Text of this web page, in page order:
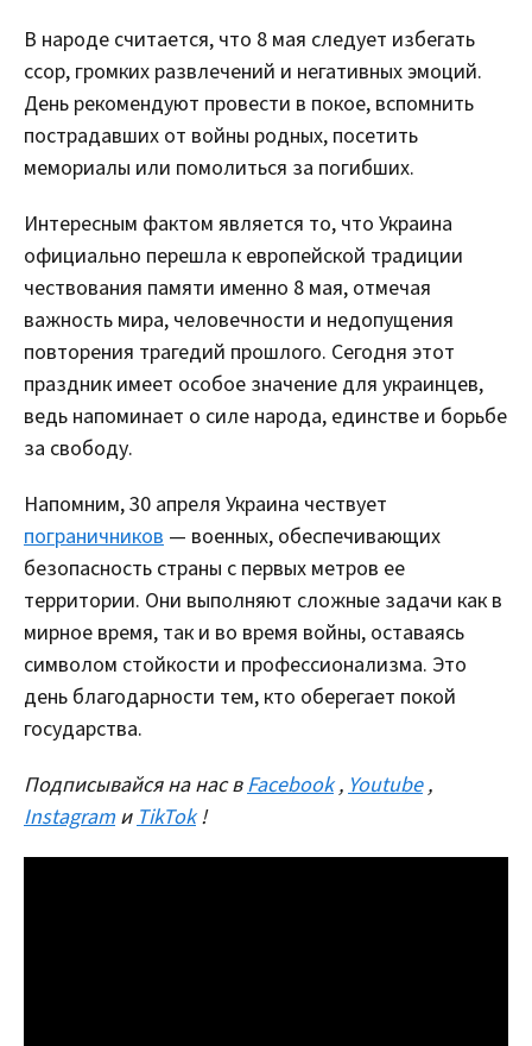
В народе считается, что 8 мая следует избегать
ссор, громких развлечений и негативных эмоций.
День рекомендуют провести в покое, вспомнить
пострадавших от войны родных, посетить
мемориалы или помолиться за погибших.
Интересным фактом является то, что Украина
официально перешла к европейской традиции
чествования памяти именно 8 мая, отмечая
важность мира, человечности и недопущения
повторения трагедий прошлого. Сегодня этот
праздник имеет особое значение для украинцев,
ведь напоминает о силе народа, единстве и борьбе
за свободу.
Напомним, 30 апреля Украина чествует
пограничников — военных, обеспечивающих
безопасность страны с первых метров ее
территории. Они выполняют сложные задачи как в
мирное время, так и во время войны, оставаясь
символом стойкости и профессионализма. Это
день благодарности тем, кто оберегает покой
государства.
Подписывайся на нас в Facebook , Youtube ,
Instagram и TikTok !